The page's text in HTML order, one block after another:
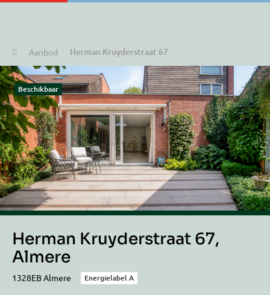
HomeAanbod Herman Kruyderstraat 67
Beschikbaar
Herman Kruyderstraat 67,
Almere
1328EB Almere Energielabel A